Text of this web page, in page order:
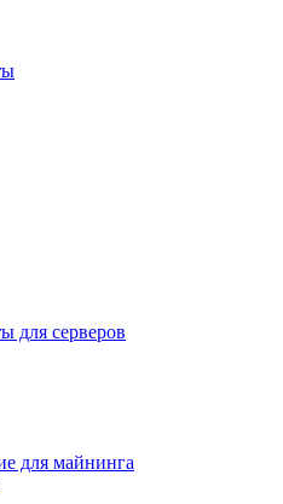
для серверов
для майнинга